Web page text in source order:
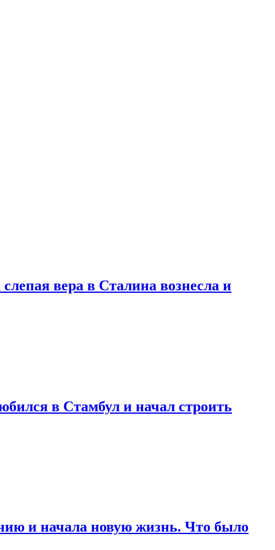
вера в Сталина вознесла и
в Стамбул и начал строить
и начала новую жизнь. Что было